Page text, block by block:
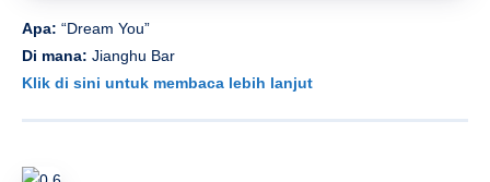
Apa: “Dream You”
Di mana: Jianghu Bar
Klik di sini untuk membaca lebih lanjut